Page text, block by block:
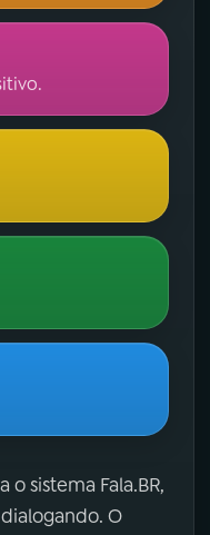
sistema Fala.BR,
O